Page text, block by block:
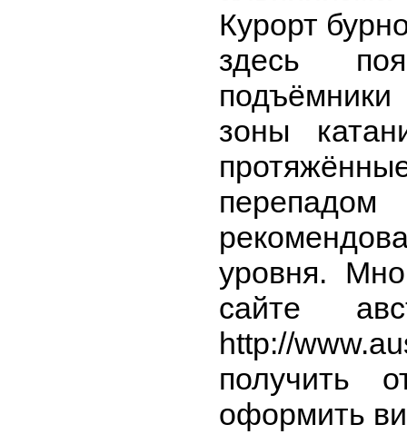
Курорт
здесь
зоны
уровня.
сайте
http://
получить
оформить